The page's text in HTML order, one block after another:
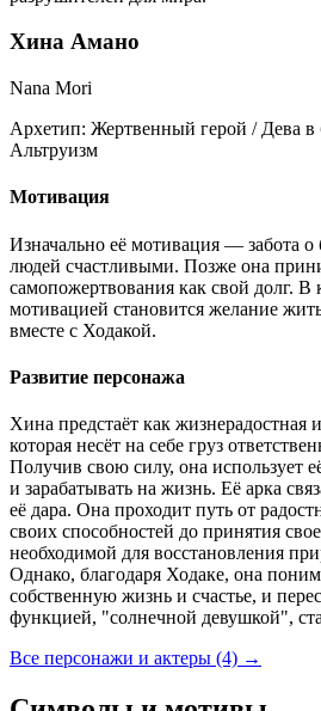
Хина Амано
Nana Mori
Архетип: Жертвенный герой / Дева в
Альтруизм
Мотивация
Изначально её мотивация — забота о
людей счастливыми. Позже она
самопожертвования как свой долг. В
мотивацией становится желание
вместе с Ходакой.
Развитие персонажа
Хина предстаёт как жизнерадостная
которая несёт на себе груз
Получив свою силу, она использует
и зарабатывать на жизнь. Её арка
её дара. Она проходит путь от
своих способностей до принятия
необходимой для восстановления
Однако, благодаря Ходаке, она
собственную жизнь и счастье, и
функцией, "солнечной девушкой",
Все персонажи и актеры (4) →